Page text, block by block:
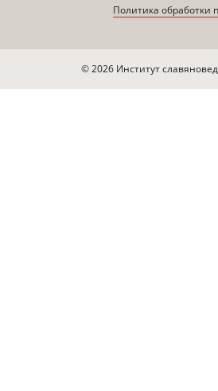
Политика обработки
© 2026 Институт